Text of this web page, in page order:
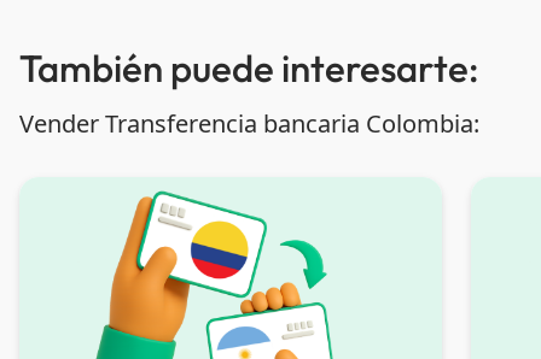
También puede interesarte:
Vender Transferencia bancaria Colombia: